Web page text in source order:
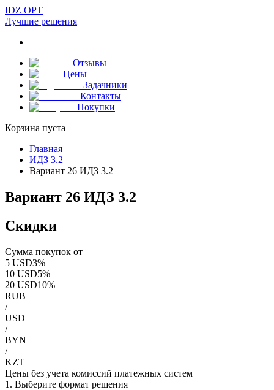
IDZ OPT
Лучшие решения
Отзывы
Цены
Задачники
Контакты
Покупки
Корзина пуста
Главная
ИДЗ 3.2
Вариант 26 ИДЗ 3.2
Вариант 26 ИДЗ 3.2
Скидки
Сумма покупок от
5 USD3%
10 USD5%
20 USD10%
RUB
/
USD
/
BYN
/
KZT
Цены без учета комиссий платежных систем
1. Выберите формат решения